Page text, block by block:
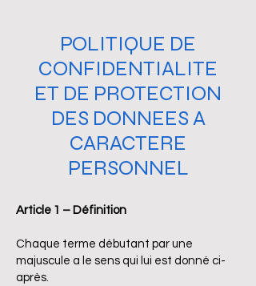
POLITIQUE DE
CONFIDENTIALITE
ET DE PROTECTION
DES DONNEES A
CARACTERE
PERSONNEL
Article 1 – Définition
Chaque terme débutant par une
majuscule a le sens qui lui est donné ci-
après.